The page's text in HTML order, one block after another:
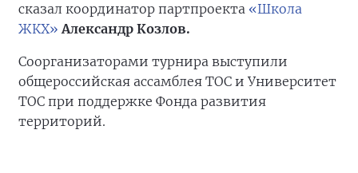
сказал координатор партпроекта «Школа
ЖКХ» Александр Козлов.
Соорганизаторами турнира выступили
общероссийская ассамблея ТОС и Университет
ТОС при поддержке Фонда развития
территорий.